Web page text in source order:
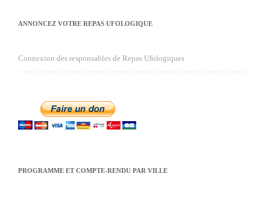
ANNONCEZ VOTRE REPAS UFOLOGIQUE
Connexion des responsables de Repas Ufologiques
PROGRAMME ET COMPTE-RENDU PAR VILLE